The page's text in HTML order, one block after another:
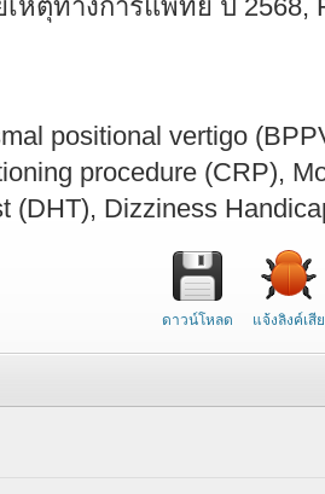
หตุทางการแพทย์ ปี 2568,
positional vertigo
procedure (CRP),
(DHT), Dizziness
ดาวน์โหลด แจ้งลิงค์เสีย